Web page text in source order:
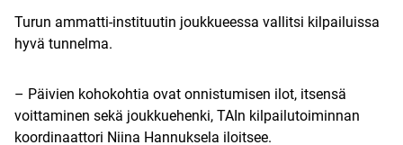
Turun ammatti-instituutin joukkueessa vallitsi kilpailuissa
hyvä tunnelma.
– Päivien kohokohtia ovat onnistumisen ilot, itsensä
voittaminen sekä joukkuehenki, TAIn kilpailutoiminnan
koordinaattori Niina Hannuksela iloitsee.